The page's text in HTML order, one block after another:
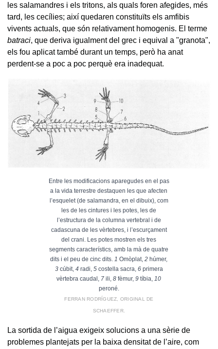
les salamandres i els tritons, als quals foren afegides, més
tard, les cecílies; així quedaren constituïts els amfibis
vivents actuals, que són relativament homogenis. El terme
batraci, que deriva igualment del grec i equival a "granota",
els fou aplicat també durant un temps, però ha anat
perdent-se a poc a poc perquè era inadequat.
Entre les modificacions aparegudes en el pas
a la vida terrestre destaquen les que afecten
l’esquelet (de salamandra, en el dibuix), com
les de les cintures i les potes, les de
l’estructura de la columna vertebral i de
cadascuna de les vèrtebres, i l’escurçament
del crani. Les potes mostren els tres
segments característics, amb la mà de quatre
dits i el peu de cinc dits.1 Omòplat,2 húmer,
3cúbit, 4 radi, 5costella sacra, 6primera
vèrtebra caudal, 7 ili,8 fèmur,9 tíbia,10
peroné.
FERRAN RODRÍGUEZ, ORIGINAL DE
SCHAEFFER.
La sortida de l’aigua exigeix solucions a una sèrie de
problemes plantejats per la baixa densitat de l’aire, com